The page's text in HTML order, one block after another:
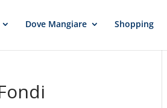
Dove Mangiare Shopping